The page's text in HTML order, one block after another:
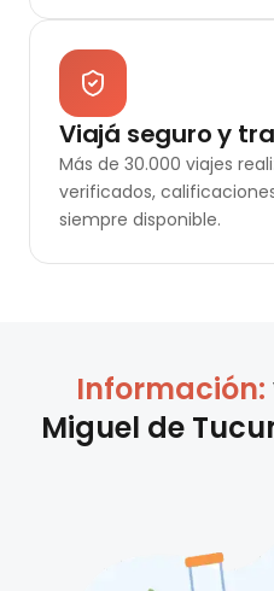
Viajá seguro y
Más de 30.000 viajes
verificados,
siempre disponible.
Información:
Miguel de